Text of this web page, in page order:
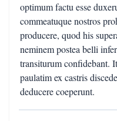
optimum factu esse
commeatuque nostros
producere, quod his
neminem postea belli
transiturum confidebant.
paulatim ex castris
deducere coeperunt.